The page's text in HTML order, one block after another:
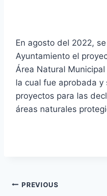
En agosto del 2022,
Ayuntamiento el
Área Natural Municipal
la cual fue aprobada y
proyectos para las
áreas naturales
PREVIOUS